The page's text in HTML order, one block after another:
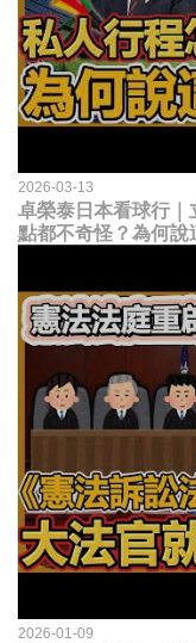
2026-03-13
卓榮泰日本看球行｜
點都不奇怪？為何說
2026-01-09